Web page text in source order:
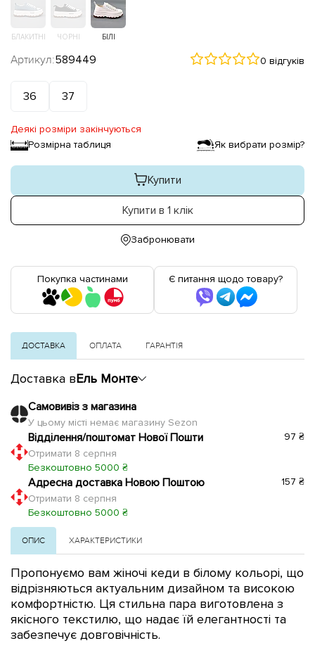
БЛАКИТНІ ЧОРНІ БІЛІ
Артикул:589449 0 відгуків
36 37
Деякі розміри закінчуються
Розмірна таблиця
Як вибрати розмір?
Купити
Купити в 1 клік
Забронювати
Покупка частинами Є питання щодо товару?
ДОСТАВКА ОПЛАТА ГАРАНТІЯ
Доставка вЕль Монте
Самовивіз з магазина
У цьому місті немає магазину Sezon
Відділення/поштомат Нової Пошти
Отримати 8 серпня
Безкоштовно 5000 ₴
97 ₴
Адресна доставка Новою Поштою
Отримати 8 серпня
Безкоштовно 5000 ₴
157 ₴
ОПИС ХАРАКТЕРИСТИКИ
Пропонуємо вам жіночі кеди в білому кольорі, що
відрізняються актуальним дизайном та високою
комфортністю. Ця стильна пара виготовлена з
якісного текстилю, що надає їй елегантності та
забезпечує довговічність.